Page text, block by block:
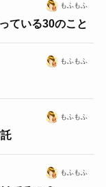
もふもふ
ている30のこと
もふもふ
もふもふ
もふもふ